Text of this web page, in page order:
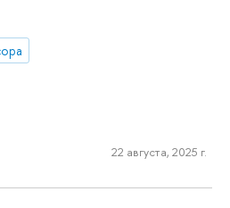
22 августа, 2025 г.